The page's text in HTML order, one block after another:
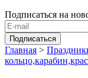
Подписаться на
Главная >